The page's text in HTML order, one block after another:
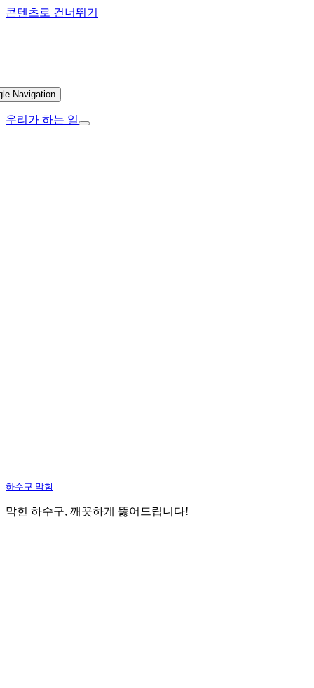
콘텐츠로 건너뛰기
Navigation
우리가 하는 일
하수구 막힘
막힌 하수구, 깨끗하게 뚫어드립니다!